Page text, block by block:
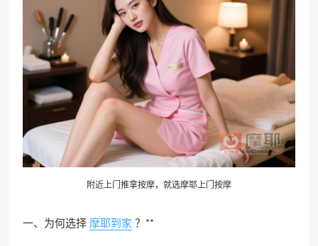
附近上门推拿按摩，就选摩耶 上门按摩
一、为何选择 摩耶到家 ？**